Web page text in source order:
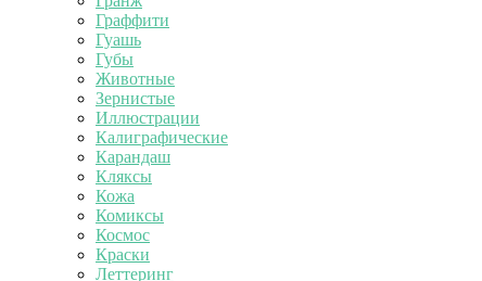
Граффити
Гуашь
Губы
Животные
Зернистые
Иллюстрации
Калиграфические
Карандаш
Кляксы
Кожа
Комиксы
Космос
Краски
Леттеринг